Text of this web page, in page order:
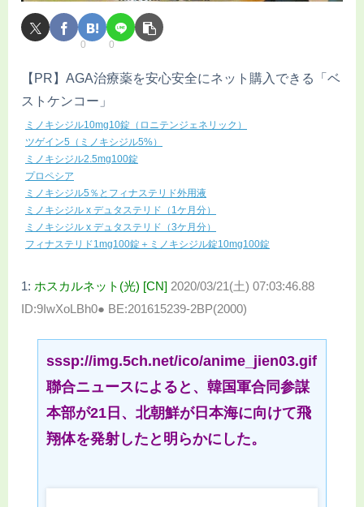
0 0
【PR】AGA治療薬を安心安全にネット購入できる「ベ
ストケンコー」
ミノキシジル10mg10錠（ロニテンジェネリック）
ツゲイン5（ミノキシジル5%）
ミノキシジル2.5mg100錠
プロペシア
ミノキシジル5％とフィナステリド外用液
ミノキシジル x デュタステリド（1ケ月分）
ミノキシジル x デュタステリド（3ケ月分）
フィナステリド1mg100錠＋ミノキシジル錠10mg100錠
1: ホスカルネット(光) [CN] 2020/03/21(土) 07:03:46.88
ID:9IwXoLBh0● BE:201615239-2BP(2000)
sssp://img.5ch.net/ico/anime_jien03.gif
聯合ニュースによると、韓国軍合同参謀
本部が21日、北朝鮮が日本海に向けて飛
翔体を発射したと明らかにした。